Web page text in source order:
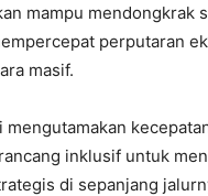
mampu mendongkrak
perputaran
masif.
mengutamakan
inklusif untuk
di sepanjang